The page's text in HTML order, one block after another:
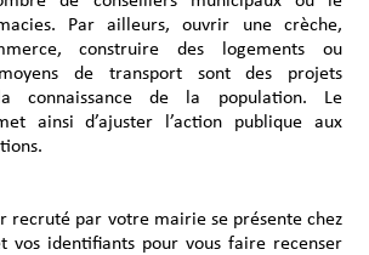
Par ailleurs, ouvrir une crèche,
construire des logements ou
de transport sont des projets
connaissance de la population. Le
ainsi d’ajuster l’action publique aux
recruté par votre mairie se présente chez
vos identifiants pour vous faire recenser